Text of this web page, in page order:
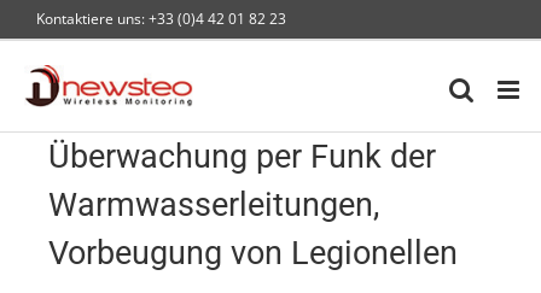
to
content
Kontaktiere uns: +33 (0)4 42 01 82 23
Überwachung per Funk der
Warmwasserleitungen,
Vorbeugung von Legionellen